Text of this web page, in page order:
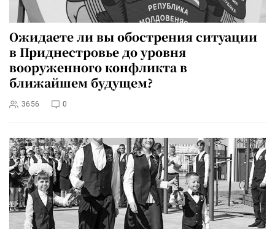
Ожидаете ли вы обострения ситуации
в Приднестровье до уровня
вооруженного конфликта в
ближайшем будущем?
3656 0